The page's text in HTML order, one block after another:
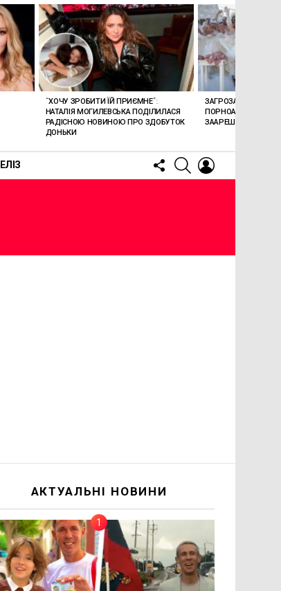
FOLLOW
US
SEARCH
“ХОЧУ ЗРОБИТИ ЇЙ ПРИЄМНЕ”:
НАТАЛІЯ МОГИЛЕВСЬКА ПОДІЛИЛАСЯ
РАДІСНОЮ НОВИНОЮ ПРО ЗДОБУТОК
ДОНЬКИ
ЗАГРОЗА 15 РОКІВ
ПОРНОАКТОРКА
ЗААРЕШТОВАНА НА
АКТУАЛЬНІ НОВИНИ